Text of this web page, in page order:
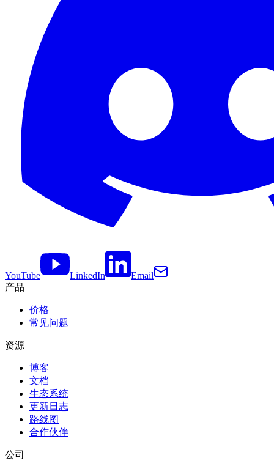
YouTube LinkedIn
Email
产品
价格
常见问题
资源
博客
文档
生态系统
更新日志
路线图
合作伙伴
公司